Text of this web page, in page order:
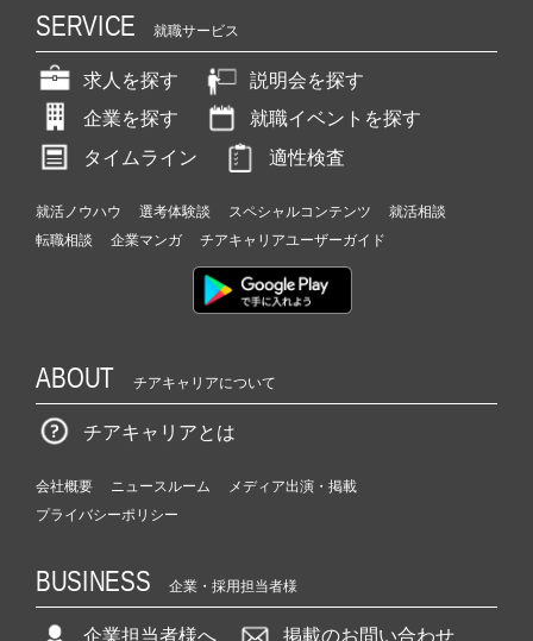
SERVICE 就職サービス
求人を探す
説明会を探す
企業を探す
就職イベントを探す
タイムライン
適性検査
就活ノウハウ 選考体験談 スペシャルコンテンツ
就活相談
転職相談
企業マンガ チアキャリアユーザーガイド
ABOUT チアキャリアについて
チアキャリアとは
会社概要 ニュースルーム
メディア出演・掲載
プライバシーポリシー
BUSINESS 企業・採用担当者様
企業担当者様へ 掲載のお問い合わせ